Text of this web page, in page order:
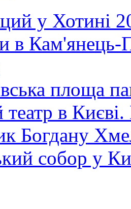
у Хотині
в Кам'янець-
площа
в
Богдану
собор у